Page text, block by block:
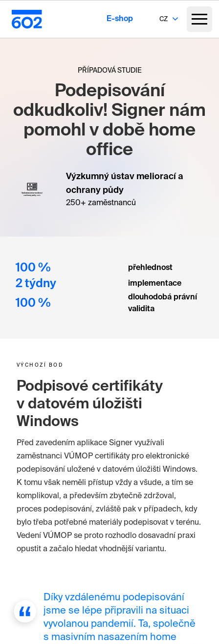
E-shop CZ
PŘÍPADOVÁ STUDIE
Podepisování
odkudkoliv! Signer nám
pomohl v době home
office
Výzkumný ústav meliorací a
ochrany půdy
250+ zaměstnanců
100 % přehlednost
2 týdny implementace
100 %
dlouhodobá právní
validita
VÝCHOZÍ BOD
Podpisové certifikáty
v datovém úložišti
Windows
Před zavedením aplikace Signer využívali
zaměstnanci VÚMOP certifikáty pro elektronické
podepisování uložené v datovém úložišti Windows.
K tomu však neměli přístup vždy a všude, a tím se
komplikoval, a především zbytečně zdržoval,
proces podepisování, zvláště pak v případech, kdy
bylo třeba potřebné materiály podepisovat v terénu.
Vedení VÚMOP se proto rozhodlo dosavadní praxi
opustit a začalo hledat vhodnější variantu.
Díky vzdálenému podepisování
jsme se lépe připravili na situaci
vyvolanou pandemií. Ta, společně
s masivním nasazením home